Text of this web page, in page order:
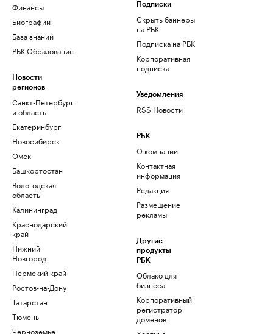
Финансы
Биографии
База знаний
РБК Образование
Новости
регионов
Санкт-Петербург
и область
Екатеринбург
Новосибирск
Омск
Башкортостан
Вологодская
область
Калининград
Краснодарский
край
Нижний
Новгород
Пермский край
Ростов-на-Дону
Татарстан
Тюмень
Черноземье
Подписки
Скрыть баннеры
на РБК
Подписка на РБК
Корпоративная
подписка
Уведомления
RSS Новости
РБК
О компании
Контактная
информация
Редакция
Размещение
рекламы
Другие
продукты
РБК
Облако для
бизнеса
Корпоративный
регистратор
доменов